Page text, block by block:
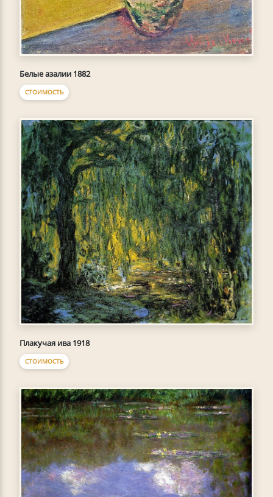
Белые азалии 1882
СТОИМОСТЬ
Плакучая ива 1918
СТОИМОСТЬ